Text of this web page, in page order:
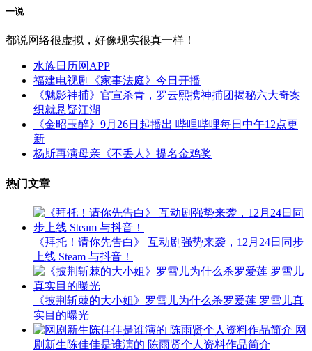
一说
都说网络很虚拟，好像现实很真一样！
水族日历网APP
福建电视剧《家事法庭》今日开播
《魅影神捕》官宣杀青，罗云熙携神捕团揭秘六大奇案
织就悬疑江湖
《金昭玉醉》9月26日起播出 哔哩哔哩每日中午12点更
新
杨斯再演母亲《不丢人》提名金鸡奖
热门文章
《拜托！请你先告白》 互动剧强势来袭，12月24日同步
上线 Steam 与抖音！
《披荆斩棘的大小姐》罗雪儿为什么杀罗爱莲 罗雪儿真
实目的曝光
网
剧新生陈佳佳是谁演的 陈雨贤个人资料作品简介